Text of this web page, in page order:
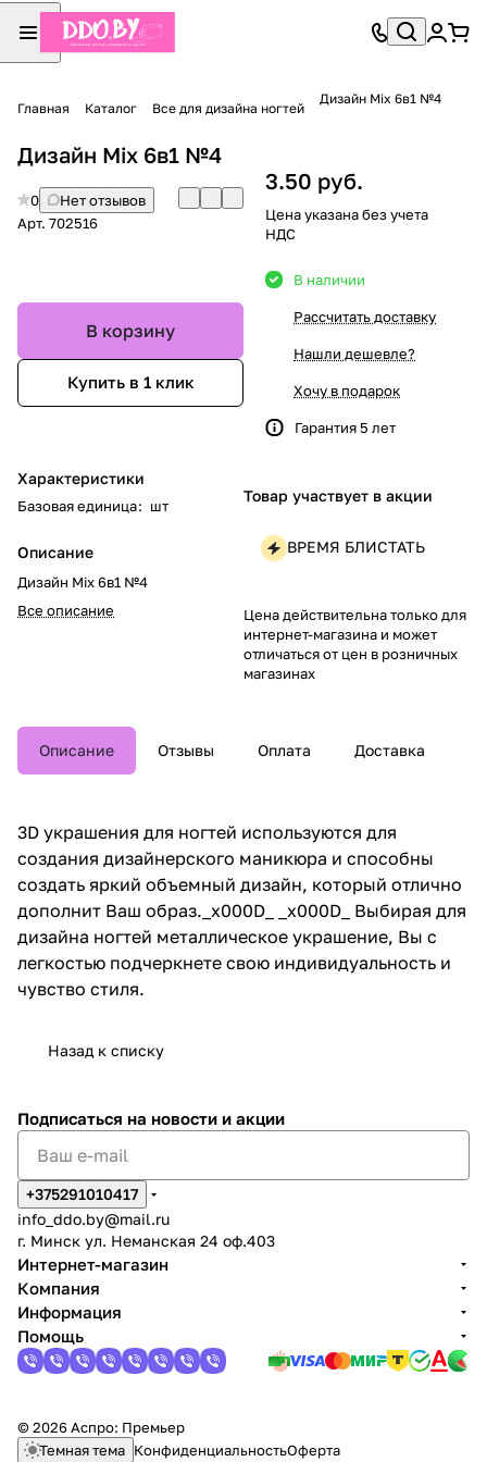
Главная Каталог Все для дизайна ногтей
Дизайн Mix 6в1 №4
Дизайн Mix 6в1 №4
0
Нет отзывов
Арт. 702516
В корзину
Купить в 1 клик
Характеристики
Базовая единица: шт
Описание
Дизайн Mix 6в1 №4
Все описание
3.50 руб.
Цена указана без учета
НДС
В наличии
Рассчитать доставку
Нашли дешевле?
Хочу в подарок
Гарантия 5 лет
Товар участвует в акции
ВРЕМЯ БЛИСТАТЬ
Цена действительна только для
интернет-магазина и может
отличаться от цен в розничных
магазинах
Описание Отзывы Оплата Доставка
3D украшения для ногтей используются для
создания дизайнерского маникюра и способны
создать яркий объемный дизайн, который отлично
дополнит Ваш образ._x000D_ _x000D_ Выбирая для
дизайна ногтей металлическое украшение, Вы с
легкостью подчеркнете свою индивидуальность и
чувство стиля.
Назад к списку
Подписаться на новости и акции
+375291010417
info_ddo.by@mail.ru
г. Минск ул. Неманская 24 оф.403
Интернет-магазин
Компания
Информация
Помощь
© 2026 Аспро: Премьер
Темная тема КонфиденциальностьОферта